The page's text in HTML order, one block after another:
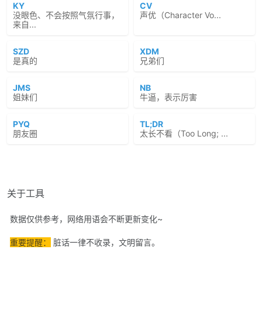
KY
没眼色、不会按照气氛行事，
来自...
CV
声优（Character Vo...
SZD
是真的
XDM
兄弟们
JMS
姐妹们
NB
牛逼，表示厉害
PYQ
朋友圈
TL;DR
太长不看（Too Long; ...
关于工具
数据仅供参考，网络用语会不断更新变化~
重要提醒： 脏话一律不收录，文明留言。